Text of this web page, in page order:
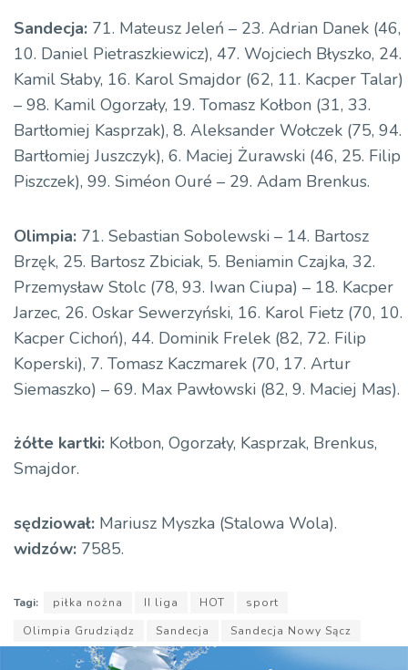
Sandecja: 71. Mateusz Jeleń – 23. Adrian Danek (46,
10. Daniel Pietraszkiewicz), 47. Wojciech Błyszko, 24.
Kamil Słaby, 16. Karol Smajdor (62, 11. Kacper Talar)
– 98. Kamil Ogorzały, 19. Tomasz Kołbon (31, 33.
Bartłomiej Kasprzak), 8. Aleksander Wołczek (75, 94.
Bartłomiej Juszczyk), 6. Maciej Żurawski (46, 25. Filip
Piszczek), 99. Siméon Ouré – 29. Adam Brenkus.
Olimpia: 71. Sebastian Sobolewski – 14. Bartosz
Brzęk, 25. Bartosz Zbiciak, 5. Beniamin Czajka, 32.
Przemysław Stolc (78, 93. Iwan Ciupa) – 18. Kacper
Jarzec, 26. Oskar Sewerzyński, 16. Karol Fietz (70, 10.
Kacper Cichoń), 44. Dominik Frelek (82, 72. Filip
Koperski), 7. Tomasz Kaczmarek (70, 17. Artur
Siemaszko) – 69. Max Pawłowski (82, 9. Maciej Mas).
żółte kartki: Kołbon, Ogorzały, Kasprzak, Brenkus,
Smajdor.
sędziował: Mariusz Myszka (Stalowa Wola).
widzów: 7585.
Tagi: piłka nożna II liga HOT
sport
Olimpia Grudziądz
Sandecja Sandecja Nowy Sącz